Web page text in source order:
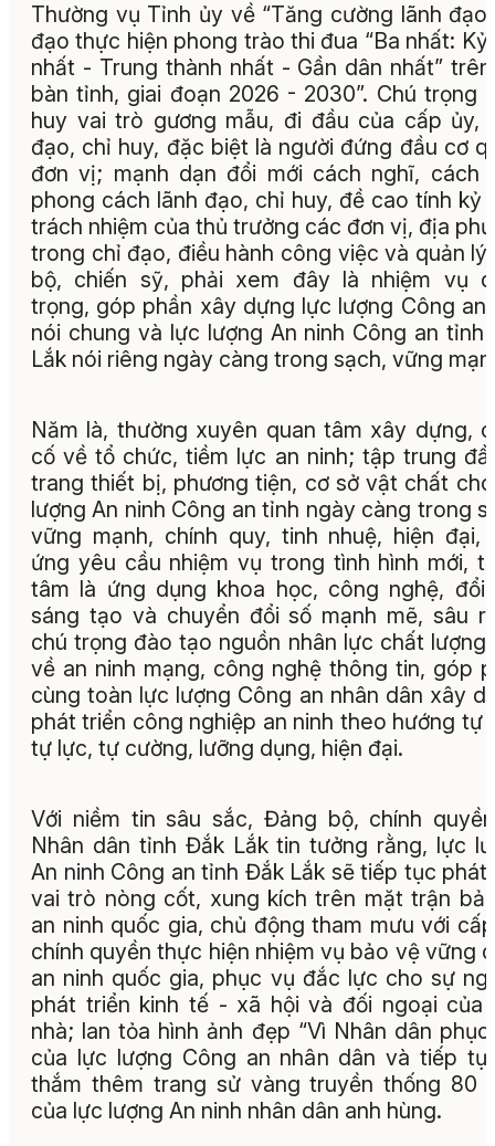
Thường vụ Tỉnh ủy về “Tăng cường lãnh
đạo thực hiện phong trào thi đua “Ba nhất: Kỷ
nhất - Trung thành nhất - Gần dân nhất”
bàn tỉnh, giai đoạn 2026 - 2030”. Chú trọng
huy vai trò gương mẫu, đi đầu của cấp ủy,
đạo, chỉ huy, đặc biệt là người đứng đầu cơ
đơn vị; mạnh dạn đổi mới cách nghĩ, cách
phong cách lãnh đạo, chỉ huy, đề cao tính kỷ
trách nhiệm của thủ trưởng các đơn vị, địa
trong chỉ đạo, điều hành công việc và quản lý
bộ, chiến sỹ, phải xem đây là nhiệm vụ
trọng, góp phần xây dựng lực lượng Công an
nói chung và lực lượng An ninh Công an tỉnh
Lắk nói riêng ngày càng trong sạch, vững
Năm là, thường xuyên quan tâm xây dựng,
cố về tổ chức, tiềm lực an ninh; tập trung
trang thiết bị, phương tiện, cơ sở vật chất
lượng An ninh Công an tỉnh ngày càng trong
vững mạnh, chính quy, tinh nhuệ, hiện đại,
ứng yêu cầu nhiệm vụ trong tình hình mới,
tâm là ứng dụng khoa học, công nghệ, đổi
sáng tạo và chuyển đổi số mạnh mẽ, sâu
chú trọng đào tạo nguồn nhân lực chất lượng
về an ninh mạng, công nghệ thông tin, góp
cùng toàn lực lượng Công an nhân dân xây
phát triển công nghiệp an ninh theo hướng tự
tự lực, tự cường, lưỡng dụng, hiện đại.
Với niềm tin sâu sắc, Đảng bộ, chính
Nhân dân tỉnh Đắk Lắk tin tưởng rằng, lực
An ninh Công an tỉnh Đắk Lắk sẽ tiếp tục phát
vai trò nòng cốt, xung kích trên mặt trận
an ninh quốc gia, chủ động tham mưu với
chính quyền thực hiện nhiệm vụ bảo vệ vững
an ninh quốc gia, phục vụ đắc lực cho sự
phát triển kinh tế - xã hội và đối ngoại của
nhà; lan tỏa hình ảnh đẹp “Vì Nhân dân phục
của lực lượng Công an nhân dân và tiếp
thắm thêm trang sử vàng truyền thống 80
của lực lượng An ninh nhân dân anh hùng.